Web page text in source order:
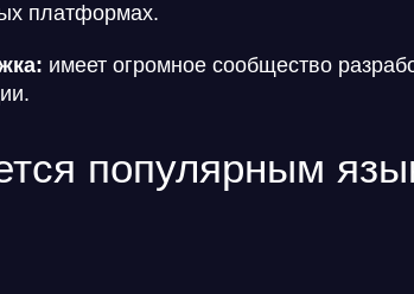
платформах.
имеет огромное сообщество
популярным